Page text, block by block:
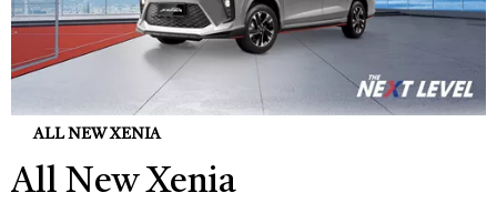
ALL NEW XENIA
All New Xenia